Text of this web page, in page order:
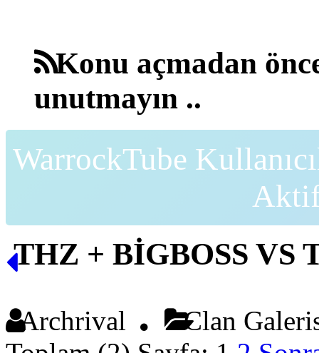
Konu açmadan
unutmayın ..
WarrockTube
THZ + BİGBOSS VS
Archrival
Clan